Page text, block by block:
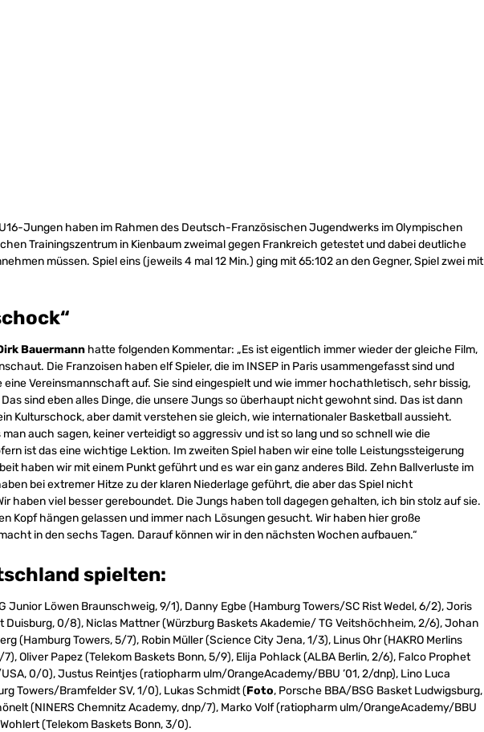
Jungen haben im Rahmen des Deutsch-Französischen Jugendwerks im Olympischen
Trainingszentrum in Kienbaum zweimal gegen Frankreich getestet und dabei deutliche
müssen. Spiel eins (jeweils 4 mal 12 Min.) ging mit 65:102 an den Gegner, Spiel zwei mit
Bauermann hatte folgenden Kommentar: „Es ist eigentlich immer wieder der gleiche Film,
Die Franzoisen haben elf Spieler, die im INSEP in Paris usammengefasst sind und
eine Vereinsmannschaft auf. Sie sind eingespielt und wie immer hochathletisch, sehr bissig,
sind eben alles Dinge, die unsere Jungs so überhaupt nicht gewohnt sind. Das ist dann
Kulturschock, aber damit verstehen sie gleich, wie internationaler Basketball aussieht.
man auch sagen, keiner verteidigt so aggressiv und ist so lang und so schnell wie die
ist das eine wichtige Lektion. Im zweiten Spiel haben wir eine tolle Leistungssteigerung
haben wir mit einem Punkt geführt und es war ein ganz anderes Bild. Zehn Ballverluste im
bei extremer Hitze zu der klaren Niederlage geführt, die aber das Spiel nicht
haben viel besser gereboundet. Die Jungs haben toll dagegen gehalten, ich bin stolz auf sie.
Kopf hängen gelassen und immer nach Lösungen gesucht. Wir haben hier große
in den sechs Tagen. Darauf können wir in den nächsten Wochen aufbauen.“
spielten:
Junior Löwen Braunschweig, 9/1), Danny Egbe (Hamburg Towers/SC Rist Wedel, 6/2), Joris
Duisburg, 0/8), Niclas Mattner (Würzburg Baskets Akademie/ TG Veitshöchheim, 2/6), Johan
(Hamburg Towers, 5/7), Robin Müller (Science City Jena, 1/3), Linus Ohr (HAKRO Merlins
Oliver Papez (Telekom Baskets Bonn, 5/9), Elija Pohlack (ALBA Berlin, 2/6), Falco Prophet
0/0), Justus Reintjes (ratiopharm ulm/OrangeAcademy/BBU ’01, 2/dnp), Lino Luca
Towers/Bramfelder SV, 1/0), Lukas Schmidt (Foto, Porsche BBA/BSG Basket Ludwigsburg,
(NINERS Chemnitz Academy, dnp/7), Marko Volf (ratiopharm ulm/OrangeAcademy/BBU
Wohlert (Telekom Baskets Bonn, 3/0).